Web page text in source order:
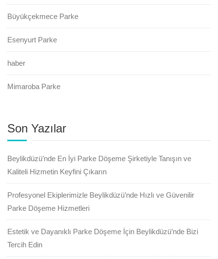
Büyükçekmece Parke
Esenyurt Parke
haber
Mimaroba Parke
Son Yazılar
Beylikdüzü’nde En İyi Parke Döşeme Şirketiyle Tanışın ve
Kaliteli Hizmetin Keyfini Çıkarın
Profesyonel Ekiplerimizle Beylikdüzü’nde Hızlı ve Güvenilir
Parke Döşeme Hizmetleri
Estetik ve Dayanıklı Parke Döşeme İçin Beylikdüzü’nde Bizi
Tercih Edin